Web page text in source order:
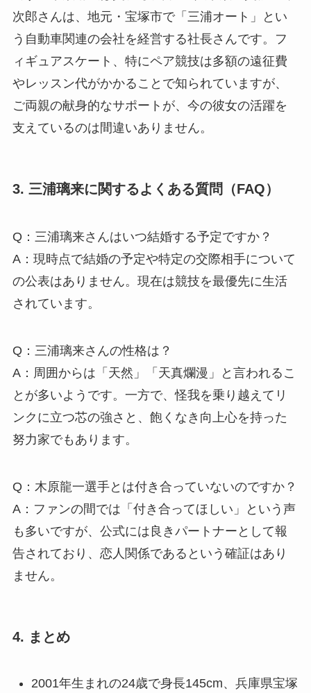
次郎さんは、地元・宝塚市で「三浦オート」とい
う自動車関連の会社を経営する社長さんです。フ
ィギュアスケート、特にペア競技は多額の遠征費
やレッスン代がかかることで知られていますが、
ご両親の献身的なサポートが、今の彼女の活躍を
支えているのは間違いありません。
3. 三浦璃来に関するよくある質問（FAQ）
Q：三浦璃来さんはいつ結婚する予定ですか？
A：現時点で結婚の予定や特定の交際相手について
の公表はありません。現在は競技を最優先に生活
されています。
Q：三浦璃来さんの性格は？
A：周囲からは「天然」「天真爛漫」と言われるこ
とが多いようです。一方で、怪我を乗り越えてリ
ンクに立つ芯の強さと、飽くなき向上心を持った
努力家でもあります。
Q：木原龍一選手とは付き合っていないのですか？
A：ファンの間では「付き合ってほしい」という声
も多いですが、公式には良きパートナーとして報
告されており、恋人関係であるという確証はあり
ません。
4. まとめ
2001年生まれの24歳で身長145cm、兵庫県宝塚